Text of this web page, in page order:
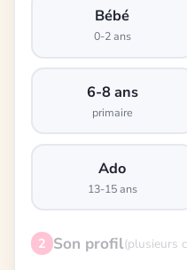
Bébé
0-2 ans
6-8 ans
primaire
Ado
13-15 ans
2 Son profil(plusieurs